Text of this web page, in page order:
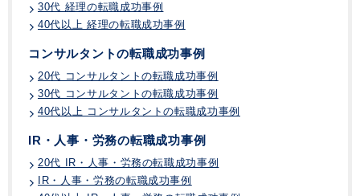
30代 経理の転職成功事例
40代以上 経理の転職成功事例
コンサルタントの転職成功事例
20代 コンサルタントの転職成功事例
30代 コンサルタントの転職成功事例
40代以上 コンサルタントの転職成功事例
IR・人事・労務の転職成功事例
20代 IR・人事・労務の転職成功事例
IR・人事・労務の転職成功事例